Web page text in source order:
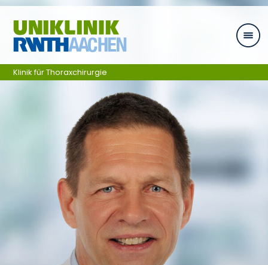
Ga naar navigatie
Klinik für Thoraxchirurgie